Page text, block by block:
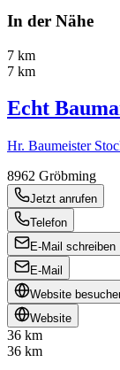
In der Nähe
7 km
7 km
Echt
Hr. Baumeister
8962 Gröbming
Jetzt anrufen
Telefon
E-Mail schreiben
E-Mail
Website
Website
36 km
36 km